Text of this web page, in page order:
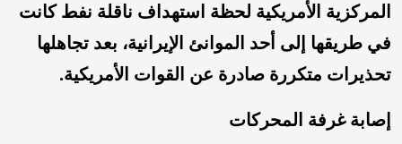
المركزية الأمريكية لحظة استهداف ناقلة نفط كانت
في طريقها إلى أحد الموانئ الإيرانية، بعد تجاهلها
تحذيرات متكررة صادرة عن القوات الأمريكية.
إصابة غرفة المحركات